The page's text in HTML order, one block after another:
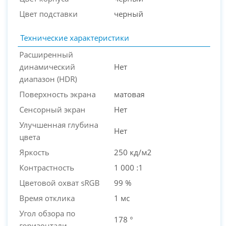
Цвет подставки
черный
Технические характеристики
Расширенный
динамический
диапазон (HDR)
Нет
Поверхность экрана
матовая
Сенсорный экран
Нет
Улучшенная глубина
цвета
Нет
Яркость
250 кд/м2
Контрастность
1 000 :1
Цветовой охват sRGB
99 %
Время отклика
1 мс
Угол обзора по
178 °